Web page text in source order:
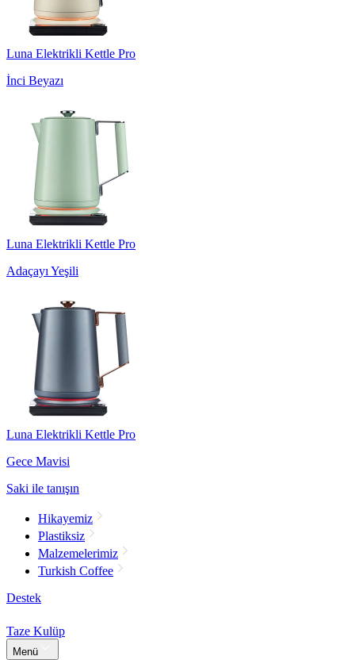
Luna Elektrikli Kettle Pro
İnci Beyazı
Luna Elektrikli Kettle Pro
Adaçayı Yeşili
Luna Elektrikli Kettle Pro
Gece Mavisi
Saki ile tanışın
Hikayemiz
Plastiksiz
Malzemelerimiz
Turkish Coffee
Destek
Taze Kulüp
Menü